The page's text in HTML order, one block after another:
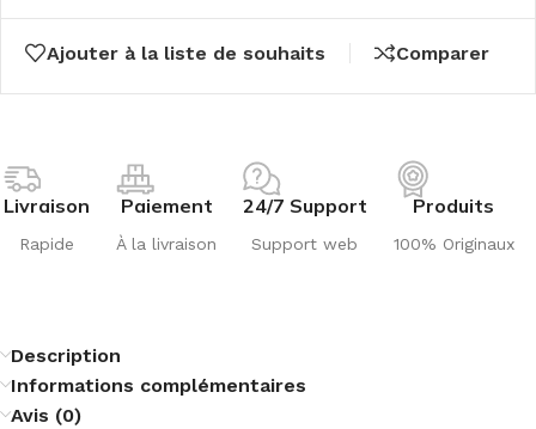
Ajouter à la liste de souhaits Comparer
Livraison
Rapide
Paiement
À la livraison
24/7 Support
Support web
Produits
100% Originaux
Description
Informations complémentaires
Avis (0)